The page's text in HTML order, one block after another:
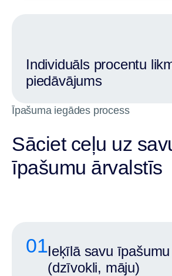
Individuāls procentu
piedāvājums
Īpašuma iegādes process
Sāciet ceļu uz
īpašumu ārvalstīs
01Ieķīlā savu
(dzīvokli, māju)